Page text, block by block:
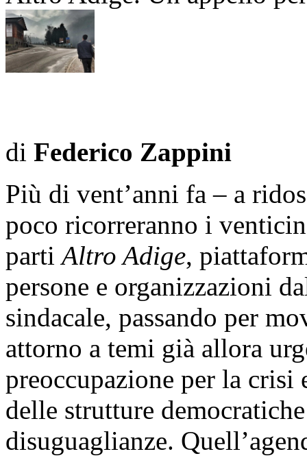
di Federico Zappini
Più di vent’anni fa – a
poco ricorreranno i
parti Altro Adige,
persone e organizzazioni
sindacale, passando per
attorno a temi già allora
preoccupazione per la
delle strutture
disuguaglianze.